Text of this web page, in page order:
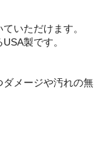
いただけます。
製です。
メージや汚れの無